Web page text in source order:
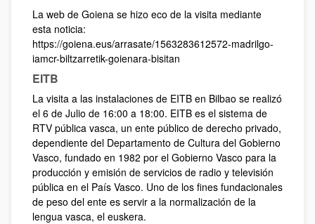
La web de Goiena se hizo eco de la visita mediante
esta noticia:
https://goiena.eus/arrasate/1563283612572-madrilgo-
iamcr-biltzarretik-goienara-bisitan
EITB
La visita a las instalaciones de EITB en Bilbao se realizó
el 6 de Julio de 16:00 a 18:00. EITB es el sistema de
RTV pública vasca, un ente público de derecho privado,
dependiente del Departamento de Cultura del Gobierno
Vasco, fundado en 1982 por el Gobierno Vasco para la
producción y emisión de servicios de radio y televisión
pública en el País Vasco. Uno de los fines fundacionales
de peso del ente es servir a la normalización de la
lengua vasca, el euskera.